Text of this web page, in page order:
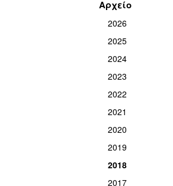
Αρχείο
2026
2025
2024
2023
2022
2021
2020
2019
2018
2017